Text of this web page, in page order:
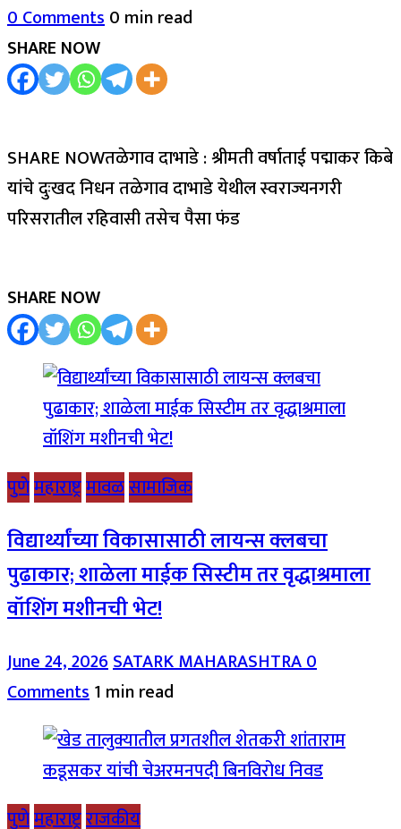
0 Comments0 min read
SHARE NOW
SHARE NOWतळेगाव दाभाडे : श्रीमती वर्षाताई पद्माकर किबे
यांचे दुःखद निधन तळेगाव दाभाडे येथील स्वराज्यनगरी
परिसरातील रहिवासी तसेच पैसा फंड
SHARE NOW
पुणेमहाराष्ट्रमावळसामाजिक
विद्यार्थ्यांच्या विकासासाठी लायन्स क्लबचा
पुढाकार; शाळेला माईक सिस्टीम तर वृद्धाश्रमाला
वॉशिंग मशीनची भेट!
June 24, 2026SATARK MAHARASHTRA0
Comments1 min read
पुणेमहाराष्ट्रराजकीय